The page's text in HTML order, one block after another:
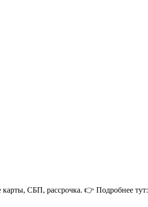
карты, СБП, рассрочка. 👉 Подробнее тут: